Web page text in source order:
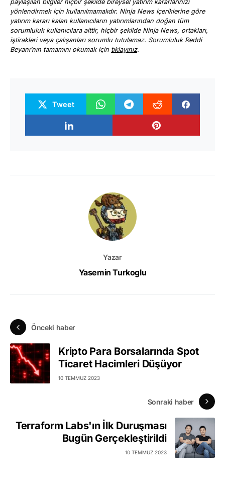
paylaşılan bilgiler hiçbir şekilde bireysel yatırım kararlarınızı
yönlendirmek için kullanılmamalıdır. Ninja News içeriklerine göre
yatırım kararı kalan kullanıcıların yatırımlarından doğan tüm
sorumluluk kullanıcılara aittir, hiçbir şekilde Ninja News, ortakları,
iştirakleri veya çalışanları sorumlu tutulamaz. Sorumluluk Reddi
Beyanı’nın tamamını okumak için tıklayınız.
Tweet
Yazar
Yasemin Turkoglu
Önceki haber
Kripto Para Borsalarında Spot
Ticaret Hacimleri Düşüyor
10 TEMMUZ 2023
Sonraki haber
Terraform Labs'ın İlk Duruşması
Bugün Gerçekleştirildi
10 TEMMUZ 2023